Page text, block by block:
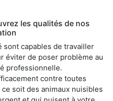
les qualités de nos
capables de travailler
éviter de poser problème au
professionnelle.
contre toutes
soit des animaux nuisibles